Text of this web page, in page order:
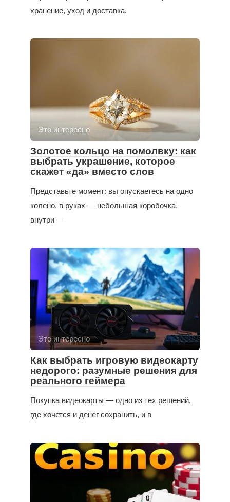
хранение, уход и доставка.
Это интересно
Золотое кольцо на помолвку: как
выбрать украшение, которое
скажет «да» вместо слов
Представьте момент: вы опускаетесь на одно
колено, в руках — небольшая коробочка,
внутри —
Это интересно
Как выбрать игровую видеокарту
недорого: разумные решения для
реального геймера
Покупка видеокарты — одно из тех решений,
где хочется и денег сохранить, и в